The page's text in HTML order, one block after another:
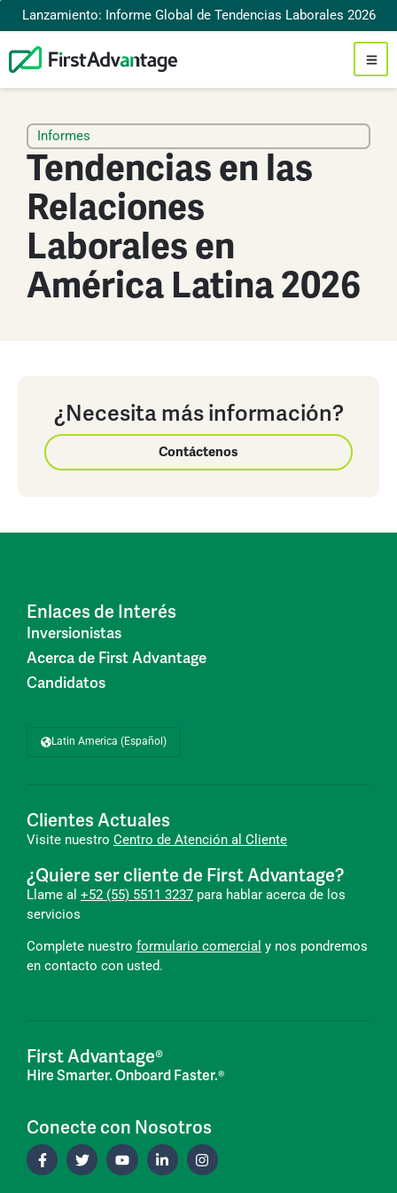
Lanzamiento: Informe Global de Tendencias Laborales 2026
Informes
Tendencias en las
Relaciones
Laborales en
América Latina 2026
¿Necesita más información?
Contáctenos
Enlaces de Interés
Inversionistas
Acerca de First Advantage
Candidatos
Latin America (Español)
Clientes Actuales
Visite nuestro Centro de Atención al Cliente
¿Quiere ser cliente de First Advantage?
Llame al +52 (55) 5511 3237 para hablar acerca de los
servicios
Complete nuestro formulario comercial y nos pondremos
en contacto con usted.
First Advantage®
Hire Smarter. Onboard Faster.®
Conecte con Nosotros